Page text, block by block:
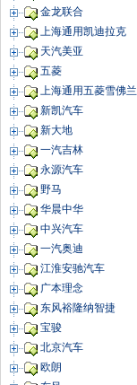
金龙联合
上海通用凯迪拉克
天汽美亚
五菱
上海通用五菱雪佛兰
新凯汽车
新大地
一汽吉林
永源汽车
野马
华晨中华
中兴汽车
一汽奥迪
江淮安驰汽车
广本理念
东风裕隆纳智捷
宝骏
北京汽车
欧朗